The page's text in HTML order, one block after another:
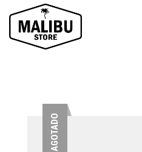
AGOTADO